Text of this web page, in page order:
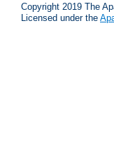
Copyright 2019 The
Licensed under the